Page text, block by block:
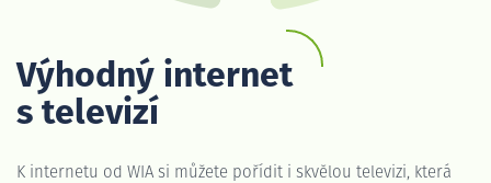
Výhodný internet
s televizí
K internetu od WIA si můžete pořídit i skvělou televizi, která